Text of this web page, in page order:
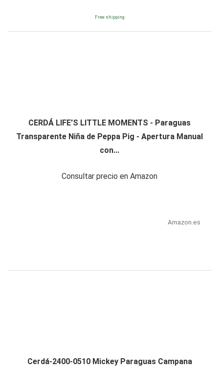
Free shipping
CERDÁ LIFE'S LITTLE MOMENTS - Paraguas
Transparente Niña de Peppa Pig - Apertura Manual
con...
Consultar precio en Amazon
Amazon.es
Cerdá-2400-0510 Mickey Paraguas Campana